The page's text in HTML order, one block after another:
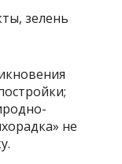
зелень
не